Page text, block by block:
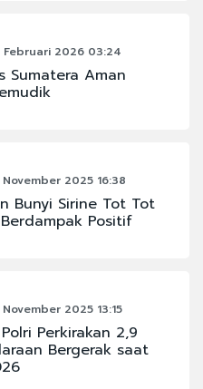
Februari 2026 03:24
Sumatera Aman
2025 16:38
Bunyi Sirine Tot Tot
Positif
2025 13:15
Perkirakan 2,9
Bergerak saat